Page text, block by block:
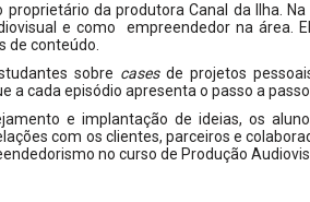
proprietário da produtora Canal da Ilha.
e como empreendedor na área.
de conteúdo.
sobre casesde projetos
a cada episódio apresenta o passo a
e implantação de ideias, os
com os clientes, parceiros e
no curso de Produção